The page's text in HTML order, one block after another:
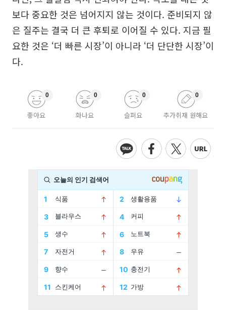
보다 중요한 것은 넘어지지 않는 것이다. 준비되지 않
은 질주는 결국 더 큰 후퇴로 이어질 수 있다. 지금 필
요한 것은 ‘더 빠른 시장’이 아니라 ‘더 단단한 시장’이
다.
좋아요
0
화나요
0
슬퍼요
0
추가취재 원해요
0